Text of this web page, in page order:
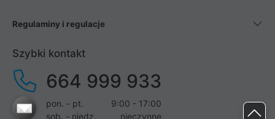
Regulaminy i regulacje
Szybki kontakt
664 999 933
pon. - pt.
9:00 - 17:00
sob. - niedz.
nieczynne